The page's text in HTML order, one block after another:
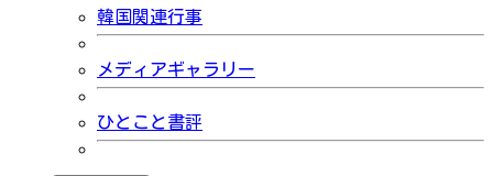
韓国関連行事
メディアギャラリー
ひとこと書評